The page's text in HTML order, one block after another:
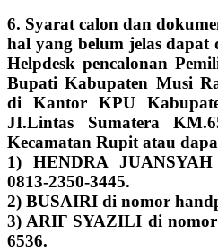
6. Syarat calon dan
hal yang belum jelas dapat
Helpdesk pencalonan
Bupati Kabupaten Musi
di Kantor KPU
JI.Lintas Sumatera
Kecamatan Rupit atau
1) HENDRA
0813-2350-3445.
2) BUSAIRI di nomor
3) ARIF SYAZILI di nomor
6536.